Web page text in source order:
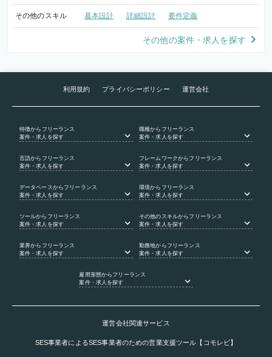
その他のスキル 基本設計 詳細設計 要件定義
その他の案件・求人を探す
利用規約 プライバシーポリシー 運営会社
特徴からフリーランス
案件・求人を探す
職種からフリーランス
案件・求人を探す
言語からフリーランス
案件・求人を探す
フレームワークからフリーランス
案件・求人を探す
データベース からフリーランス
案件・求人を探す
環境からフリーランス
案件・求人を探す
ツールからフリーランス
案件・求人を探す
その他のスキルからフリーランス
案件・求人を探す
業界からフリーランス
案件・求人を探す
勤務地からフリーランス
案件・求人を探す
雇用形態からフリーランス
案件・求人を探す
運営会社関連サービス
SES事業者によるSES事業者のための営業支援ツール【コモレビ】